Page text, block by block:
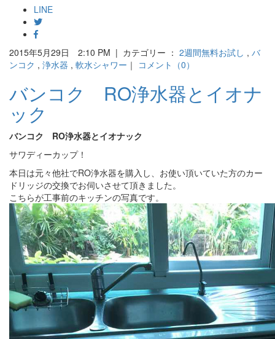
LINE
2015年5月29日 2:10 PM | カテゴリー ： 2週間無料お試し , バ
ンコク , 浄水器 , 軟水シャワー ｜ コメント（0）
バンコク RO浄水器とイオナ
ック
バンコク RO浄水器とイオナック
サワディーカップ！
本日は元々他社でRO浄水器を購入し、お使い頂いていた方のカー
ドリッジの交換でお伺いさせて頂きました。
こちらが工事前のキッチンの写真です。